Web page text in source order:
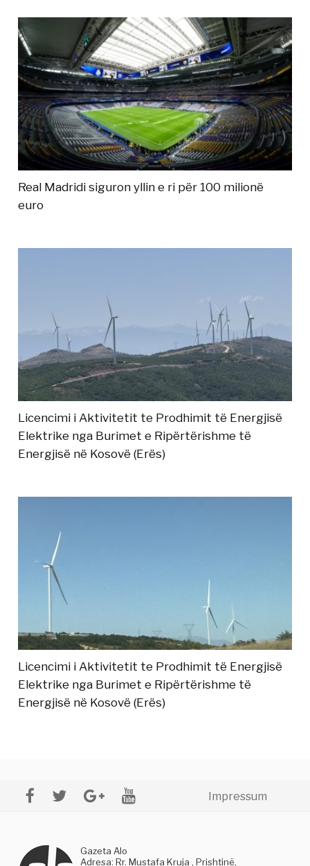
Real Madridi siguron yllin e ri për 100 milionë
euro
Licencimi i Aktivitetit te Prodhimit të Energjisë
Elektrike nga Burimet e Ripërtërishme të
Energjisë në Kosovë (Erës)
Licencimi i Aktivitetit te Prodhimit të Energjisë
Elektrike nga Burimet e Ripërtërishme të
Energjisë në Kosovë (Erës)
Impressum
Gazeta Alo
Adresa: Rr. Mustafa Kruja , Prishtinë,